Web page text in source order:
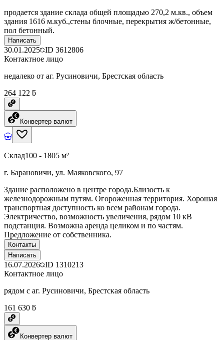
продается здание склада общей площадью 270,2 м.кв., объем
здания 1616 м.куб.,стены блочные, перекрытия ж/бетонные,
пол бетонный.
Написать
30.01.2025 ID 3612806
Контактное лицо
недалеко от аг. Русиновичи, Брестская область
264 122 ƃ
Конвертер валют
Склад100 - 1805 м²
г. Барановичи, ул. Маяковского, 97
Здание расположено в центре города.Близость к
железнодорожным путям. Огороженная территория. Хорошая
транспортная доступность ко всем районам города.
Электричество, возможность увеличения, рядом 10 кВ
подстанция. Возможна аренда целиком и по частям.
Предложение от собственника.
Контакты
Написать
16.07.2026 ID 1310213
Контактное лицо
рядом с аг. Русиновичи, Брестская область
161 630 ƃ
Конвертер валют